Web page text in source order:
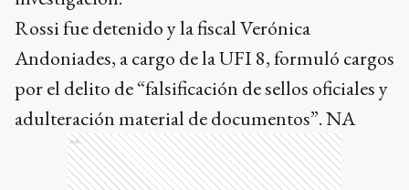
Rossi fue detenido y la fiscal Verónica
Andoniades, a cargo de la UFI 8, formuló cargos
por el delito de “falsificación de sellos oficiales y
adulteración material de documentos”. NA
Ads